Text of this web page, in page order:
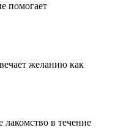
помогает
желанию как
в течение